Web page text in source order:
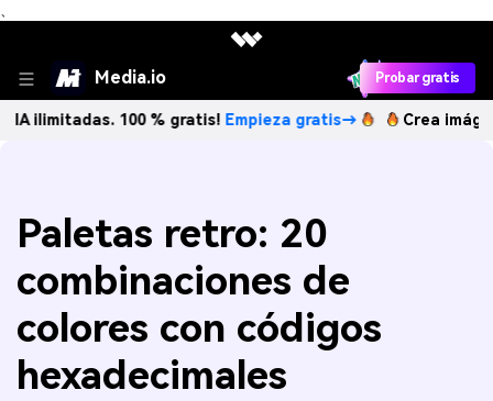
、
Media.io Probar gratis
100 % gratis!Empieza gratis→ Crea imágenes IA
Paletas retro: 20
combinaciones de
colores con códigos
hexadecimales